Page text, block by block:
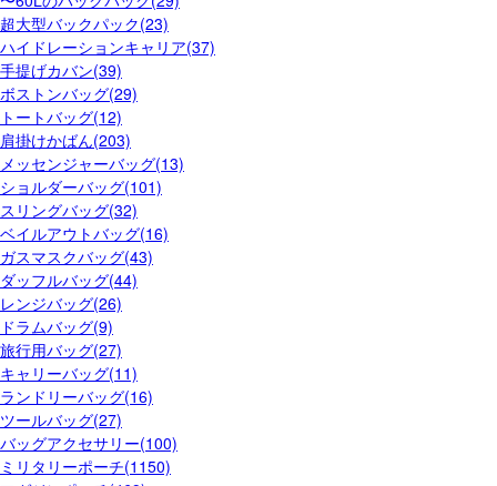
超大型バックパック(23)
ハイドレーションキャリア(37)
手提げカバン(39)
ボストンバッグ(29)
トートバッグ(12)
肩掛けかばん(203)
メッセンジャーバッグ(13)
ショルダーバッグ(101)
スリングバッグ(32)
ベイルアウトバッグ(16)
ガスマスクバッグ(43)
ダッフルバッグ(44)
レンジバッグ(26)
ドラムバッグ(9)
旅行用バッグ(27)
キャリーバッグ(11)
ランドリーバッグ(16)
ツールバッグ(27)
バッグアクセサリー(100)
ミリタリーポーチ(1150)